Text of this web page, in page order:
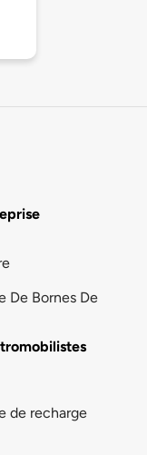
De Bornes De
de recharge